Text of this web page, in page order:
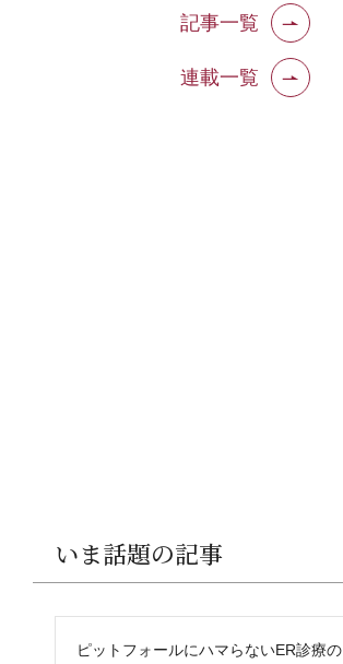
記事一覧
連載一覧
いま話題の記事
ピットフォールにハマらないER診療の